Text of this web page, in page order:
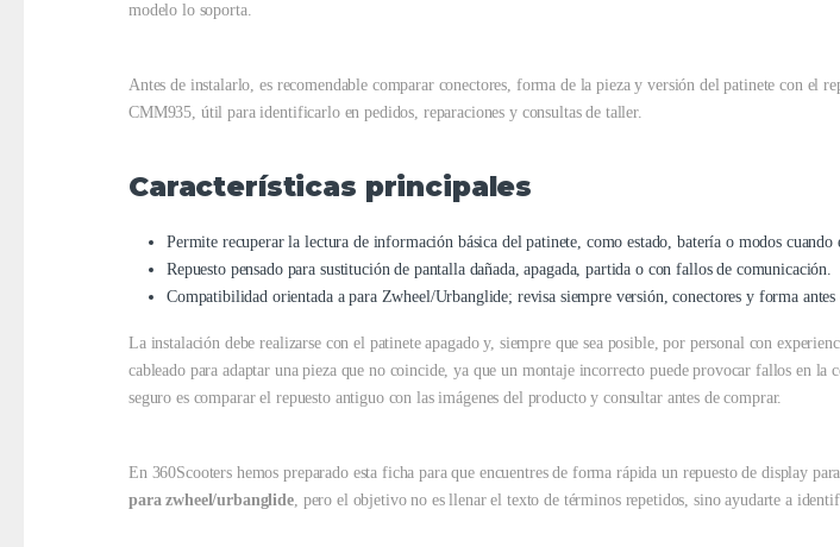
modelo lo soporta.
Antes de instalarlo, es recomendable comparar conectores, forma de la pieza y versión del patinete con el
CMM935, útil para identificarlo en pedidos, reparaciones y consultas de taller.
Características principales
Permite recuperar la lectura de información básica del patinete, como estado, batería o modos
Repuesto pensado para sustitución de pantalla dañada, apagada, partida o con fallos de comunicación.
Compatibilidad orientada a para Zwheel/Urbanglide; revisa siempre versión, conectores y forma
La instalación debe realizarse con el patinete apagado y, siempre que sea posible, por personal con
cableado para adaptar una pieza que no coincide, ya que un montaje incorrecto puede provocar fallos en
seguro es comparar el repuesto antiguo con las imágenes del producto y consultar antes de comprar.
En 360Scooters hemos preparado esta ficha para que encuentres de forma rápida un repuesto de display
para zwheel/urbanglide, pero el objetivo no es llenar el texto de términos repetidos, sino ayudarte a